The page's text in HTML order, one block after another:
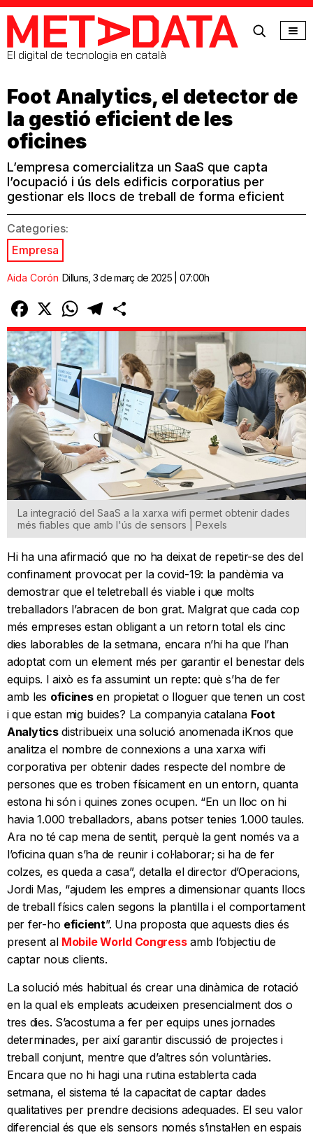
MetaData
El digital de tecnologia en català
Foot Analytics, el detector de
la gestió eficient de les
oficines
L’empresa comercialitza un SaaS que capta
l’ocupació i ús dels edificis corporatius per
gestionar els llocs de treball de forma eficient
Categories:
Empresa
Aida Corón Dilluns, 3 de març de 2025 | 07:00h
Facebook
X WhatsAppTelegram
La integració del SaaS a la xarxa wifi permet obtenir dades
més fiables que amb l'ús de sensors | Pexels
Hi ha una afirmació que no ha deixat de repetir-se des del
confinament provocat per la covid-19: la pandèmia va
demostrar que el teletreball és viable i que molts
treballadors l’abracen de bon grat. Malgrat que cada cop
més empreses estan obligant a un retorn total els cinc
dies laborables de la setmana, encara n’hi ha que l’han
adoptat com un element més per garantir el benestar dels
equips. I això es fa assumint un repte: què s’ha de fer
amb les oficinesen propietat o lloguer que tenen un cost
i que estan mig buides? La companyia catalana Foot
Analyticsdistribueix una solució anomenada iKnos que
analitza el nombre de connexions a una xarxa wifi
corporativa per obtenir dades respecte del nombre de
persones que es troben físicament en un entorn, quanta
estona hi són i quines zones ocupen. “En un lloc on hi
havia 1.000 treballadors, abans potser tenies 1.000 taules.
Ara no té cap mena de sentit, perquè la gent només va a
l’oficina quan s’ha de reunir i col·laborar; si ha de fer
colzes, es queda a casa”, detalla el director d’Operacions,
Jordi Mas, “ajudem les empres a dimensionar quants llocs
de treball físics calen segons la plantilla i el comportament
per fer-ho eficient”. Una proposta que aquests dies és
present al Mobile World Congressamb l’objectiu de
captar nous clients.
La solució més habitual és crear una dinàmica de rotació
en la qual els empleats acudeixen presencialment dos o
tres dies. S’acostuma a fer per equips unes jornades
determinades, per així garantir discussió de projectes i
treball conjunt, mentre que d’altres són voluntàries.
Encara que no hi hagi una rutina establerta cada
setmana, el sistema té la capacitat de captar dades
qualitatives per prendre decisions adequades. El seu valor
diferencial és que els sensors només s’instal·len en espais